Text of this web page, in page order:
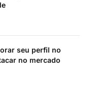
seu perfil no
no mercado